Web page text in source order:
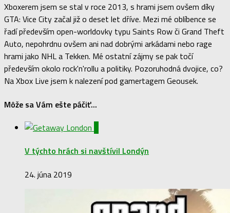
Xboxerem jsem se stal v roce 2013, s hrami jsem ovšem díky
GTA: Vice City začal již o deset let dříve. Mezi mé oblíbence se
řadí především open-worldovky typu Saints Row či Grand Theft
Auto, nepohrdnu ovšem ani nad dobrými arkádami nebo rage
hrami jako NHL a Tekken. Mé ostatní zájmy se pak točí
především okolo rock'n'rollu a politiky. Pozoruhodná dvojice, co?
Na Xbox Live jsem k nalezení pod gamertagem Geousek.
Môže sa Vám ešte páčiť...
V týchto hrách si navštívil Londýn
24. júna 2019